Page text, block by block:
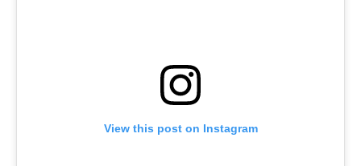
View this post on Instagram